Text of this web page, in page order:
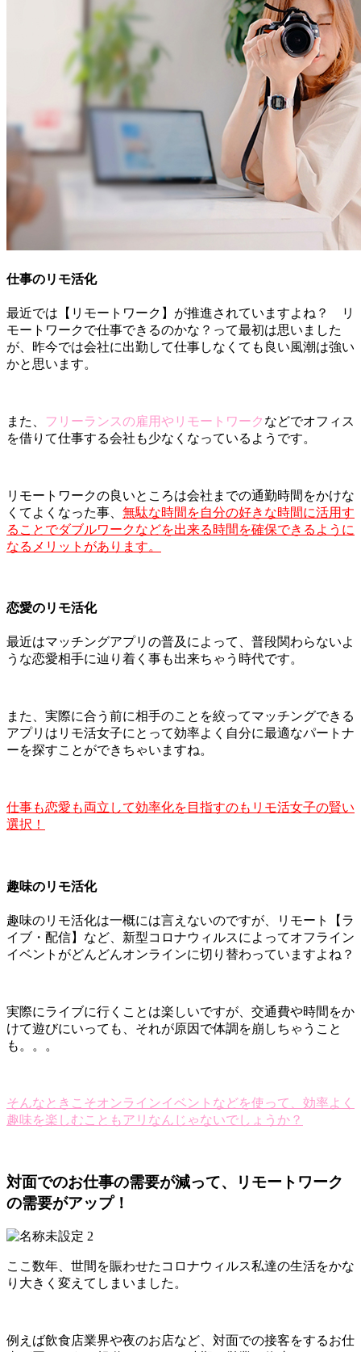
仕事のリモ活化
最近では【リモートワーク】が推進されていますよね？ リ
モートワークで仕事できるのかな？って最初は思いました
が、昨今では会社に出勤して仕事しなくても良い風潮は強い
かと思います。
また、 フリーランスの雇用やリモートワーク などでオフィス
を借りて仕事する会社も少なくなっているようです。
リモートワークの良いところは会社までの通勤時間をかけな
くてよくなった事、 無駄な時間を自分の好きな時間に活用す
ることでダブルワークなどを出来る時間を確保できるように
なるメリットがあります。
恋愛のリモ活化
最近はマッチングアプリの普及によって、普段関わらないよ
うな恋愛相手に辿り着く事も出来ちゃう時代です。
また、実際に合う前に相手のことを絞ってマッチングできる
アプリはリモ活女子にとって効率よく自分に最適なパートナ
ーを探すことができちゃいますね。
仕事も恋愛も両立して効率化を目指すのもリモ活女子の賢い
選択！
趣味のリモ活化
趣味のリモ活化は一概には言えないのですが、リモート【ラ
イブ・配信】など、新型コロナウィルスによってオフライン
イベントがどんどんオンラインに切り替わっていますよね？
実際にライブに行くことは楽しいですが、交通費や時間をか
けて遊びにいっても、それが原因で体調を崩しちゃうこと
も。。。
そんなときこそオンラインイベントなどを使って、効率よく
趣味を楽しむこともアリなんじゃないでしょうか？
対面でのお仕事の需要が減って、リモートワーク
の需要がアップ！
ここ数年、世間を賑わせたコロナウィルス私達の生活をかな
り大きく変えてしまいました。
例えば飲食店業界や夜のお店など、対面での接客をするお仕